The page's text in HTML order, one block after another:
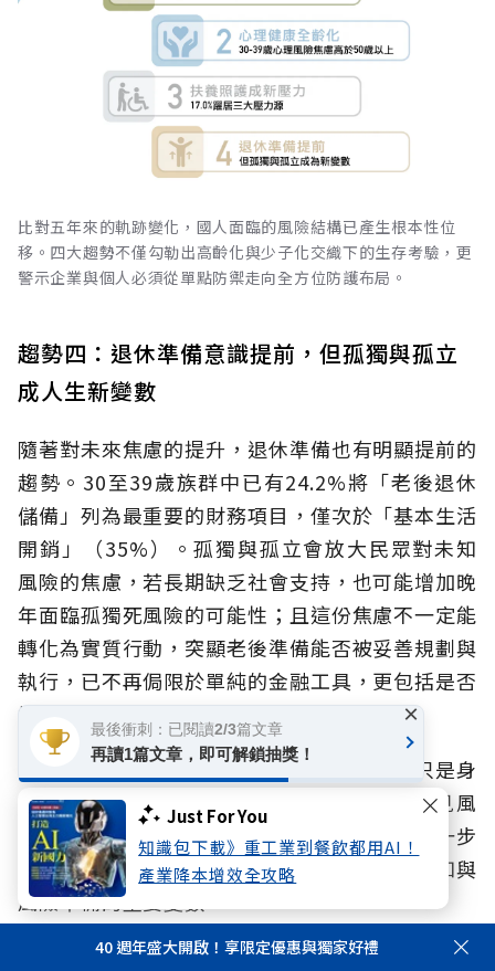
Just For You
知識包下載》重工業到餐飲都用AI！
產業降本增效全攻略
比對五年來的軌跡變化，國人面臨的風險結構已產生根本性位
移。四大趨勢不僅勾勒出高齡化與少子化交織下的生存考驗，更
警示企業與個人必須從單點防禦走向全方位防護布局。
趨勢四：退休準備意識提前，但孤獨與孤立
成人生新變數
隨著對未來焦慮的提升，退休準備也有明顯提前的
趨勢。30至39歲族群中已有24.2%將「老後退休
儲備」列為最重要的財務項目，僅次於「基本生活
開銷」（35%）。孤獨與孤立會放大民眾對未知
風險的焦慮，若長期缺乏社會支持，也可能增加晚
年面臨孤獨死風險的可能性；且這份焦慮不一定能
轉化為實質行動，突顯老後準備能否被妥善規劃與
執行，已不再侷限於單純的金融工具，更包括是否
擁有足夠的社會支持與連結。
從四大趨勢可以發現，影響人生風險的，不只是身
體、心理或財務本身，而是民眾能否及早看見風
險、並將風險意識轉為準備行動。本次調查進一步
發現，主觀孤獨與客觀孤立，正是影響風險認知與
風險準備的重要變數。
40 週年盛大開啟！享限定優惠與獨家好禮
最後衝刺：已閱讀2/3篇文章
再讀1篇文章，即可解鎖抽獎！
×